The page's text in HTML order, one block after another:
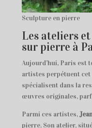
Sculpture en pierre
Les ateliers
sur pierre à
Aujourd’hui, Paris est
artistes perpétuent
spécialisent dans la
œuvres originales,
Parmi ces artistes,
pierre. Son atelier,